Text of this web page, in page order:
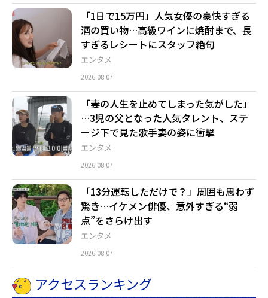
エンタメ
「1日で15万円」人気女優の豪快すぎる
酒の買い物…高級ワインに焼酎まで、長
すぎるレシートにスタッフ絶句
2026.08.07
エンタメ
「妻の人生を止めてしまった気がした」
…3児の父となった人気タレント、ステ
ージ下で見た歌手妻の姿に衝撃
2026.08.07
エンタメ
「13分運転しただけで？」周囲も思わず
驚き…イケメン俳優、意外すぎる“弱
点”をさらけ出す
2026.08.07
アクセスランキング